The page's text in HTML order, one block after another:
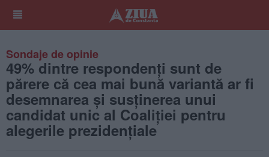
Sondaje de opinie
49% dintre respondenți sunt de
părere că cea mai bună variantă ar fi
desemnarea și susținerea unui
candidat unic al Coaliției pentru
alegerile prezidențiale